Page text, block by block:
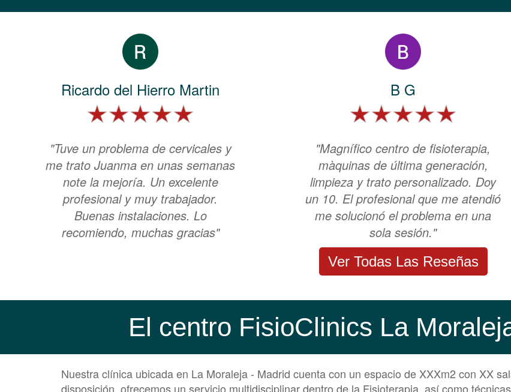
Ricardo del Hierro Martin
"Tuve un problema de cervicales y
me trato Juanma en unas semanas
note la mejoría. Un excelente
profesional y muy trabajador.
Buenas instalaciones. Lo
recomiendo, muchas gracias"
B G
"Magnífico centro de fisioterapia,
màquinas de última generación,
limpieza y trato personalizado. Doy
un 10. El profesional que me atendió
me solucionó el problema en una
sola sesión."
Ver Todas Las Reseñas
El centro FisioClinics La
Nuestra clínica ubicada en La Moraleja - Madrid cuenta con un espacio de XXXm2 con XX
disposición, ofrecemos un servicio multidisciplinar dentro de la Fisioterapia, así como